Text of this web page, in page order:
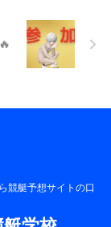
競艇予想サイトの口